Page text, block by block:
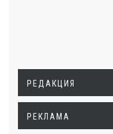
РЕДАКЦИЯ
РЕКЛАМА